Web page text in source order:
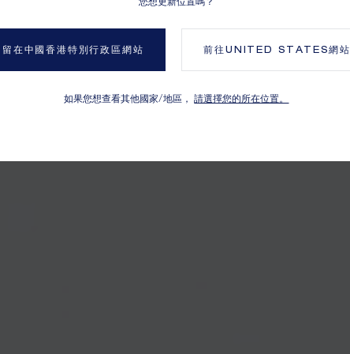
留在中國香港特別行政區網站 前往 UNITED STATES網站
如果您想查看其他國家/地區，請選擇您的所在位置。